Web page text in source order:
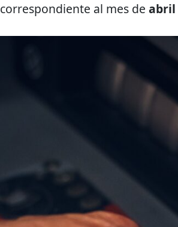
correspondiente al mes de abril